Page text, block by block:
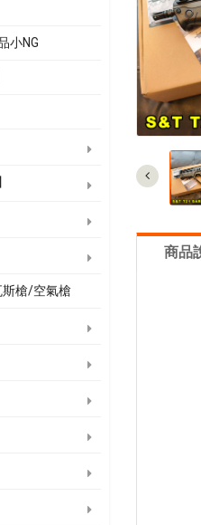
小NG
斯槍/空氣槍
商品